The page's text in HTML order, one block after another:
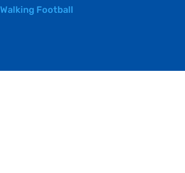
Walking Football